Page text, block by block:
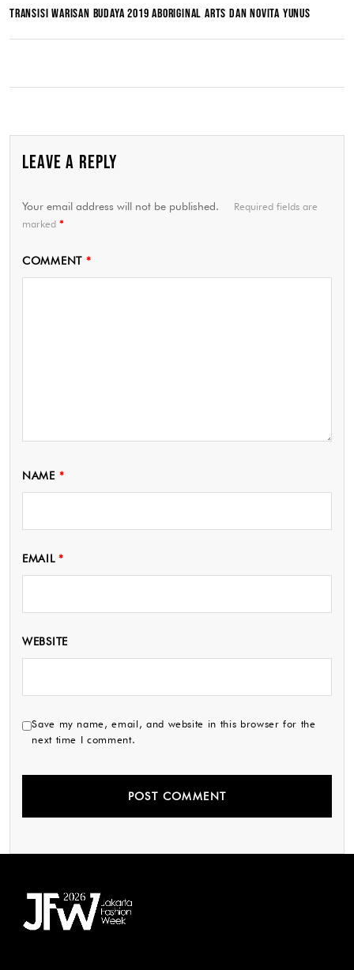
TRANSISI WARISAN BUDAYA 2019 ABORIGINAL ARTS DAN NOVITA YUNUS
LEAVE A REPLY
Your email address will not be published.
Required fields are
marked *
COMMENT *
NAME *
EMAIL*
WEBSITE
Save my name, email, and website in this browser for the
next time I comment.